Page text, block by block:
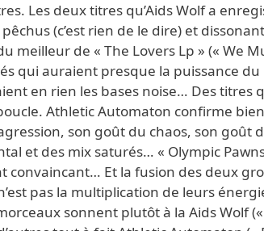
Les deux titres qu’Aids Wolf a
(c’est rien de le dire) et
meilleur de « The Lovers Lp » (« We
qui auraient presque la puissance
en rien les bases noise… Des titres
Athletic Automaton confirme
son goût du chaos, son goût
et des mix saturés… « Olympic
convaincant… Et la fusion des deux
pas la multiplication de leurs
sonnent plutôt à la Aids Wolf